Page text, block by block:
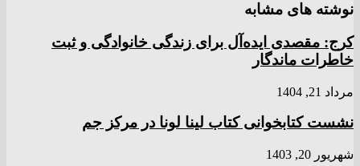
نوشته های مشابه
کرج: مقصدی ایده‌آل برای زندگی خانوادگی و ثبت
خاطرات ماندگار
مرداد 21, 1404
نشست کتابخوانی کتاب لینا لونا در مرکز جم
شهریور 20, 1403